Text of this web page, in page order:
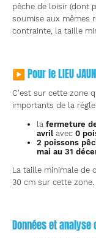
pêche de loisir (dont
soumise aux mêmes
contrainte, la taille
▶ Pour le LIEU
C’est sur cette zone
importants de la
la fermeture
avril avec 0
2 poissons
mai au 31
La taille minimale de
30 cm sur cette zone.
Données et